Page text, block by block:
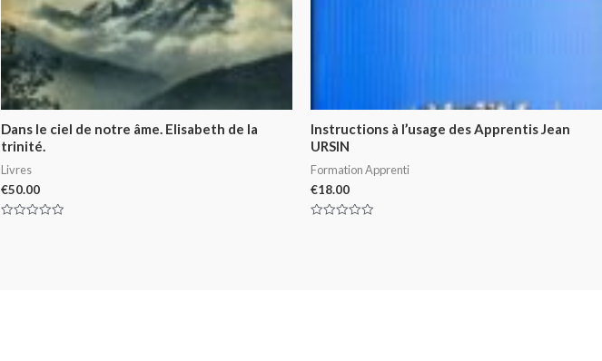
Dans le ciel de notre âme. Elisabeth de la
trinité.
Livres
€50.00
Instructions à l’usage des Apprentis Jean
URSIN
Formation Apprenti
€18.00